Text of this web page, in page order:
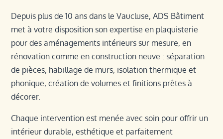
Depuis plus de 10 ans dans le Vaucluse, ADS Bâtiment
met à votre disposition son expertise en plaquisterie
pour des aménagements intérieurs sur mesure, en
rénovation comme en construction neuve : séparation
de pièces, habillage de murs, isolation thermique et
phonique, création de volumes et finitions prêtes à
décorer.
Chaque intervention est menée avec soin pour offrir un
intérieur durable, esthétique et parfaitement